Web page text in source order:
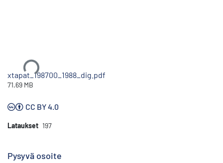
xtapat_198700_1988_dig.pdf
71.69 MB
CC BY 4.0
Lataukset 197
Pysyvä osoite